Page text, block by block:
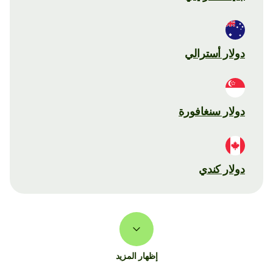
دولار أسترالي
دولار سنغافورة
دولار كندي
إظهار المزيد